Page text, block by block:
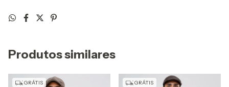
Produtos similares
GRÁTIS GRÁTIS